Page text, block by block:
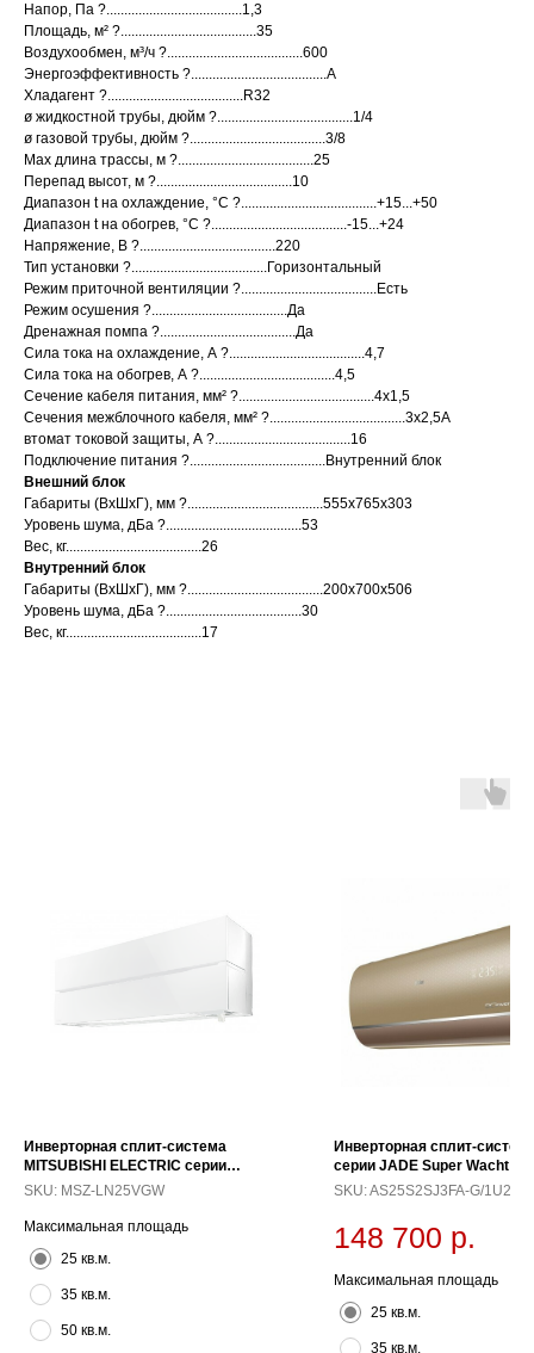
Напор, Па ?......................................1,3
Площадь, м² ?......................................35
Воздухообмен, м³/ч ?......................................600
Энергоэффективность ?......................................A
Хладагент ?......................................R32
ø жидкостной трубы, дюйм ?......................................1/4
ø газовой трубы, дюйм ?......................................3/8
Max длина трассы, м ?......................................25
Перепад высот, м ?......................................10
Диапазон t на охлаждение, °С ?......................................+15...+50
Диапазон t на обогрев, °С ?......................................-15...+24
Напряжение, В ?......................................220
Тип установки ?......................................Горизонтальный
Режим приточной вентиляции ?......................................Есть
Режим осушения ?......................................Да
Дренажная помпа ?......................................Да
Сила тока на охлаждение, А ?......................................4,7
Сила тока на обогрев, А ?......................................4,5
Сечение кабеля питания, мм² ?......................................4x1,5
Сечения межблочного кабеля, мм² ?......................................3x2,5А
втомат токовой защиты, A ?......................................16
Подключение питания ?......................................Внутренний блок
Внешний блок
Габариты (ВхШхГ), мм ?......................................555x765x303
Уровень шума, дБа ?......................................53
Вес, кг......................................26
Внутренний блок
Габариты (ВхШхГ), мм ?......................................200x700x506
Уровень шума, дБа ?......................................30
Вес, кг......................................17
Инверторная сплит-система
MITSUBISHI ELECTRIC серии
Премиум MSZ-LNVGW (натуральный
SKU: MSZ-LN25VGW
Максимальная площадь
25 кв.м.
35 кв.м.
50 кв.м.
Инверторная сплит-
серии JADE Super Wacht
SKU:AS25S2SJ3FA-G/
148 700 р.
Максимальная площадь
25 кв.м.
35 кв.м.